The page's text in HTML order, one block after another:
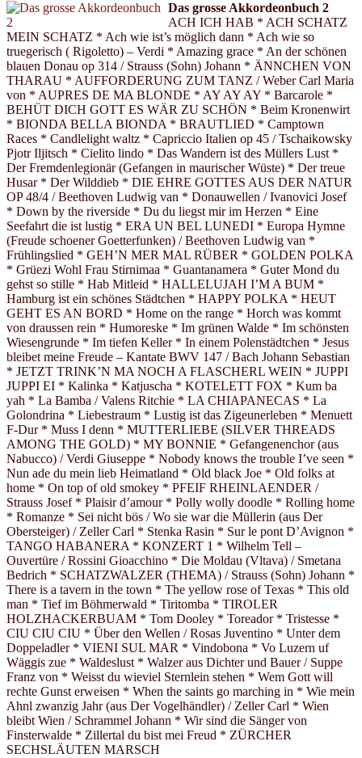
Das grosse Akkordeonbuch 2
ACH ICH HAB * ACH SCHATZ
MEIN SCHATZ * Ach wie ist’s möglich dann * Ach wie so
truegerisch ( Rigoletto) – Verdi * Amazing grace * An der schönen
blauen Donau op 314 / Strauss (Sohn) Johann * ÄNNCHEN VON
THARAU * AUFFORDERUNG ZUM TANZ / Weber Carl Maria
von * AUPRES DE MA BLONDE * AY AY AY * Barcarole *
BEHÜT DICH GOTT ES WÄR ZU SCHÖN * Beim Kronenwirt
* BIONDA BELLA BIONDA * BRAUTLIED * Camptown
Races * Candlelight waltz * Capriccio Italien op 45 / Tschaikowsky
Pjotr Iljitsch * Cielito lindo * Das Wandern ist des Müllers Lust *
Der Fremdenlegionär (Gefangen in maurischer Wüste) * Der treue
Husar * Der Wilddieb * DIE EHRE GOTTES AUS DER NATUR
OP 48/4 / Beethoven Ludwig van * Donauwellen / Ivanovici Josef
* Down by the riverside * Du du liegst mir im Herzen * Eine
Seefahrt die ist lustig * ERA UN BEL LUNEDI * Europa Hymne
(Freude schoener Goetterfunken) / Beethoven Ludwig van *
Frühlingslied * GEH’N MER MAL RÜBER * GOLDEN POLKA
* Grüezi Wohl Frau Stirnimaa * Guantanamera * Guter Mond du
gehst so stille * Hab Mitleid * HALLELUJAH I’M A BUM *
Hamburg ist ein schönes Städtchen * HAPPY POLKA * HEUT
GEHT ES AN BORD * Home on the range * Horch was kommt
von draussen rein * Humoreske * Im grünen Walde * Im schönsten
Wiesengrunde * Im tiefen Keller * In einem Polenstädtchen * Jesus
bleibet meine Freude – Kantate BWV 147 / Bach Johann Sebastian
* JETZT TRINK’N MA NOCH A FLASCHERL WEIN * JUPPI
JUPPI EI * Kalinka * Katjuscha * KOTELETT FOX * Kum ba
yah * La Bamba / Valens Ritchie * LA CHIAPANECAS * La
Golondrina * Liebestraum * Lustig ist das Zigeunerleben * Menuett
F-Dur * Muss I denn * MUTTERLIEBE (SILVER THREADS
AMONG THE GOLD) * MY BONNIE * Gefangenenchor (aus
Nabucco) / Verdi Giuseppe * Nobody knows the trouble I’ve seen *
Nun ade du mein lieb Heimatland * Old black Joe * Old folks at
home * On top of old smokey * PFEIF RHEINLAENDER /
Strauss Josef * Plaisir d’amour * Polly wolly doodle * Rolling home
* Romanze * Sei nicht bös / Wo sie war die Müllerin (aus Der
Obersteiger) / Zeller Carl * Stenka Rasin * Sur le pont D’Avignon *
TANGO HABANERA * KONZERT 1 * Wilhelm Tell –
Ouvertüre / Rossini Gioacchino * Die Moldau (Vltava) / Smetana
Bedrich * SCHATZWALZER (THEMA) / Strauss (Sohn) Johann *
There is a tavern in the town * The yellow rose of Texas * This old
man * Tief im Böhmerwald * Tiritomba * TIROLER
HOLZHACKERBUAM * Tom Dooley * Toreador * Tristesse *
CIU CIU CIU * Über den Wellen / Rosas Juventino * Unter dem
Doppeladler * VIENI SUL MAR * Vindobona * Vo Luzern uf
Wäggis zue * Waldeslust * Walzer aus Dichter und Bauer / Suppe
Franz von * Weisst du wieviel Sternlein stehen * Wem Gott will
rechte Gunst erweisen * When the saints go marching in * Wie mein
Ahnl zwanzig Jahr (aus Der Vogelhändler) / Zeller Carl * Wien
bleibt Wien / Schrammel Johann * Wir sind die Sänger von
Finsterwalde * Zillertal du bist mei Freud * ZÜRCHER
SECHSLÄUTEN MARSCH